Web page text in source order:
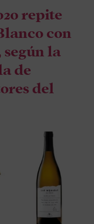
repite
con
según la
de
del